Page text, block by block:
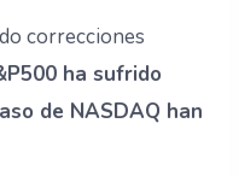
correcciones
ha sufrido
de NASDAQ han